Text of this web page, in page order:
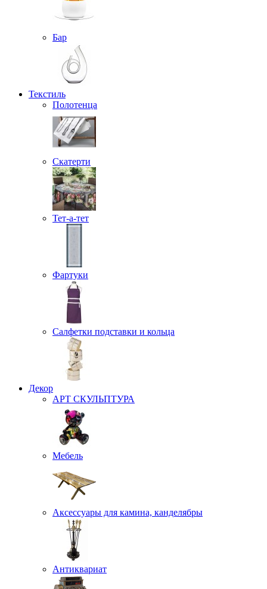
Бар
Текстиль
Полотенца
Скатерти
Тет-а-тет
Фартуки
Салфетки подставки и кольца
Декор
АРТ СКУЛЬПТУРА
Мебель
Аксессуары для камина, канделябры
Антиквариат